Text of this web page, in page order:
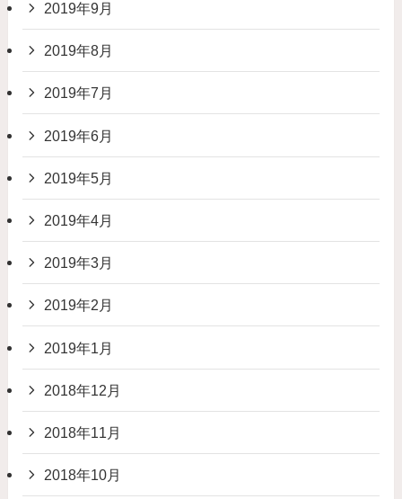
2019年9月
2019年8月
2019年7月
2019年6月
2019年5月
2019年4月
2019年3月
2019年2月
2019年1月
2018年12月
2018年11月
2018年10月